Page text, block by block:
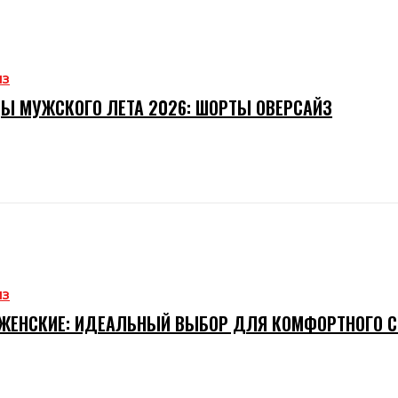
МУЖСКОГО ЛЕТА 2026: ШОРТЫ ОВЕРСАЙЗ
ИДЕАЛЬНЫЙ ВЫБОР ДЛЯ КОМФОРТНОГО